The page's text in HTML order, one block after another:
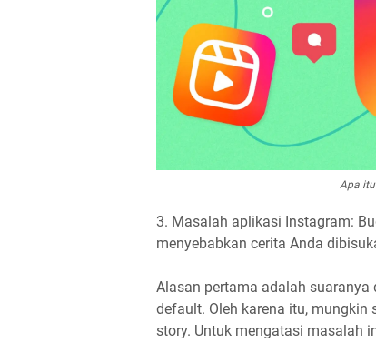
Apa
3. Masalah aplikasi Instagram:
menyebabkan cerita Anda
Alasan pertama adalah
default. Oleh karena itu,
story. Untuk mengatasi masalah